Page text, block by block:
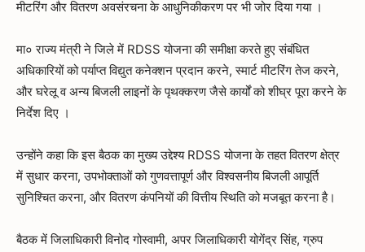
मीटरिंग और वितरण अवसंरचना के आधुनिकीकरण पर भी जोर दिया गया ।
मा० राज्य मंत्री ने जिले में RDSS योजना की समीक्षा करते हुए संबंधित
अधिकारियों को पर्याप्त विद्युत कनेक्शन प्रदान करने, स्मार्ट मीटरिंग तेज करने,
और घरेलू व अन्य बिजली लाइनों के पृथक्करण जैसे कार्यों को शीघ्र पूरा करने के
निर्देश दिए ।
उन्होंने कहा कि इस बैठक का मुख्य उद्देश्य RDSS योजना के तहत वितरण क्षेत्र
में सुधार करना, उपभोक्ताओं को गुणवत्तापूर्ण और विश्वसनीय बिजली आपूर्ति
सुनिश्चित करना, और वितरण कंपनियों की वित्तीय स्थिति को मजबूत करना है।
बैठक में जिलाधिकारी विनोद गोस्वामी, अपर जिलाधिकारी योगेंद्र सिंह, ग्रुप